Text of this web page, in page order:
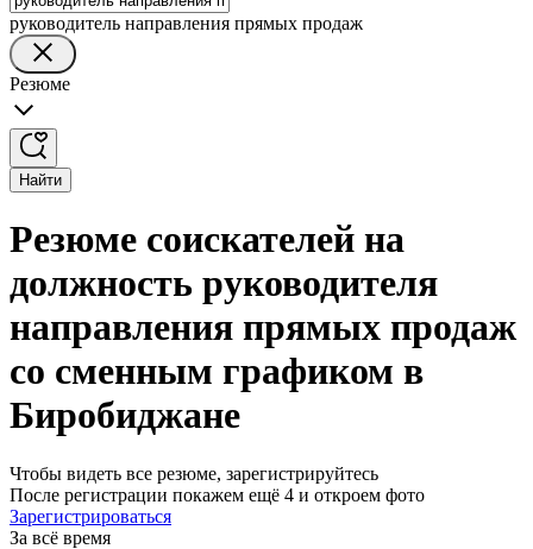
руководитель направления прямых продаж
Резюме
Найти
Резюме соискателей на
должность руководителя
направления прямых продаж
со сменным графиком в
Биробиджане
Чтобы видеть все резюме, зарегистрируйтесь
После регистрации покажем ещё 4 и откроем фото
Зарегистрироваться
За всё время